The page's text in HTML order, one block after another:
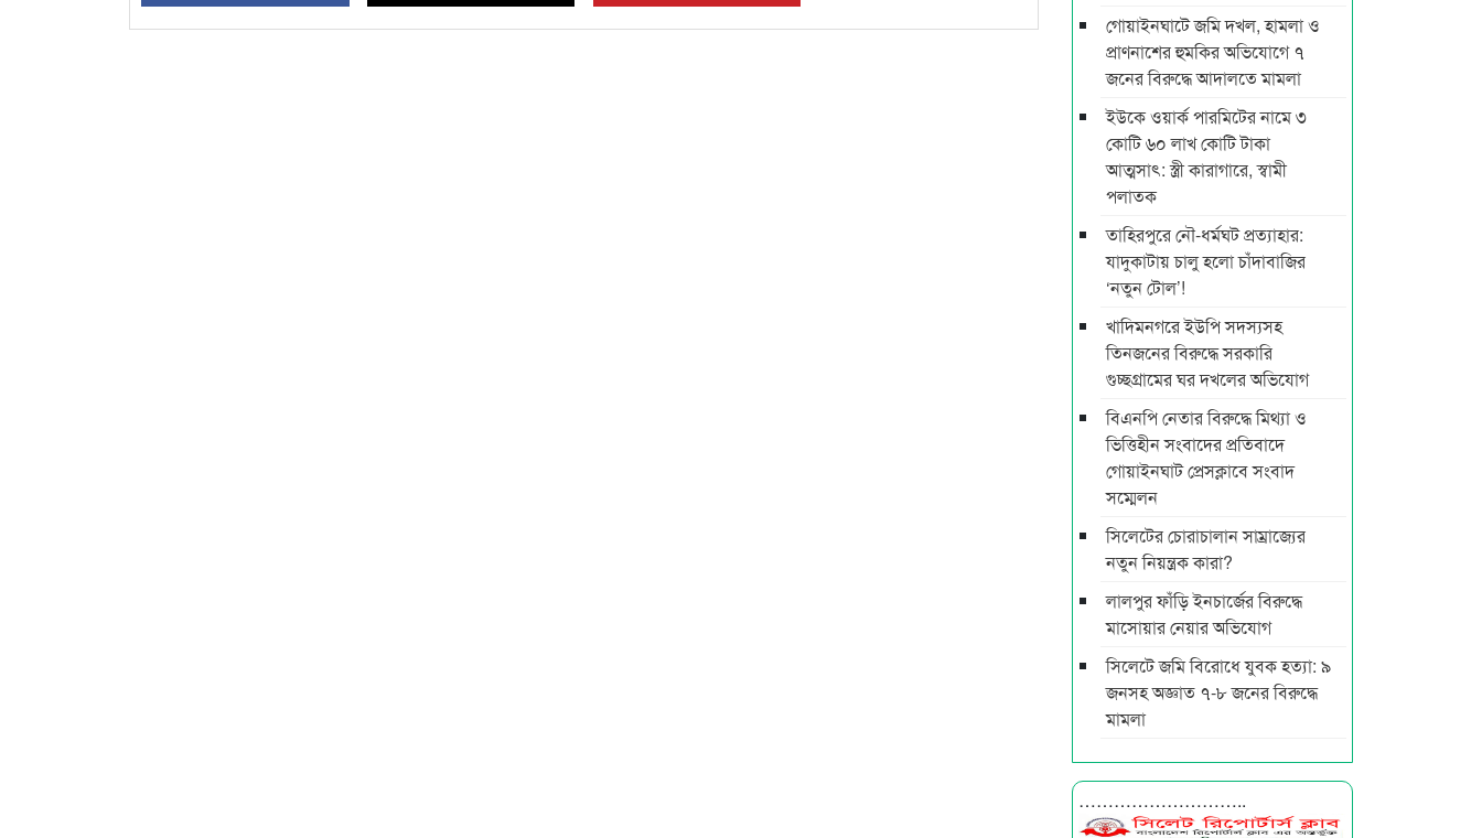
গোয়াইনঘাটে জমি দখল, হামলা ও
প্রাণনাশের হুমকির অভিযোগে ৭
জনের বিরুদ্ধে আদালতে মামলা
ইউকে ওয়ার্ক পারমিটের নামে ৩
কোটি ৬০ লাখ কোটি টাকা
আত্মসাৎ: স্ত্রী কারাগারে, স্বামী
পলাতক
তাহিরপুরে নৌ-ধর্মঘট প্রত্যাহার:
যাদুকাটায় চালু হলো চাঁদাবাজির
‘নতুন টোল’!
খাদিমনগরে ইউপি সদস্যসহ
তিনজনের বিরুদ্ধে সরকারি
গুচ্ছগ্রামের ঘর দখলের অভিযোগ
বিএনপি নেতার বিরুদ্ধে মিথ্যা ও
ভিত্তিহীন সংবাদের প্রতিবাদে
গোয়াইনঘাট প্রেসক্লাবে সংবাদ
সম্মেলন
সিলেটের চোরাচালান সাম্রাজ্যের
নতুন নিয়ন্ত্রক কারা?
লালপুর ফাঁড়ি ইনচার্জের বিরুদ্ধে
মাসোয়ার নেয়ার অভিযোগ
সিলেটে জমি বিরোধে যুবক হত্যা: ৯
জনসহ অজ্ঞাত ৭-৮ জনের বিরুদ্ধে
মামলা
………………………..